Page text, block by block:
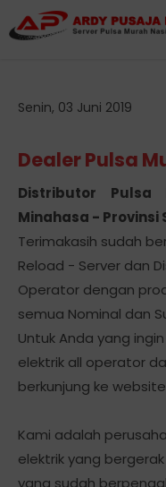
Senin, 03 Juni 2019
Dealer Pulsa
Distributor Pulsa
Minahasa - Provinsi
Terimakasih sudah
Reload - Server dan
Operator dengan
semua Nominal dan
Untuk Anda yang
elektrik all operator
berkunjung ke website
Kami adalah
elektrik yang
yang sudah